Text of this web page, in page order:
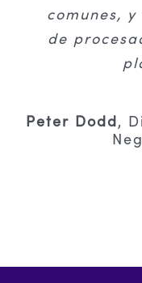
comunes,
de
Peter Dodd,
Jeff Mazar